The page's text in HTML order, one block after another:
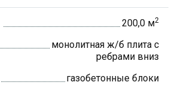
200,0 м2
монолитная ж/б плита с
ребрами вниз
газобетонные блоки